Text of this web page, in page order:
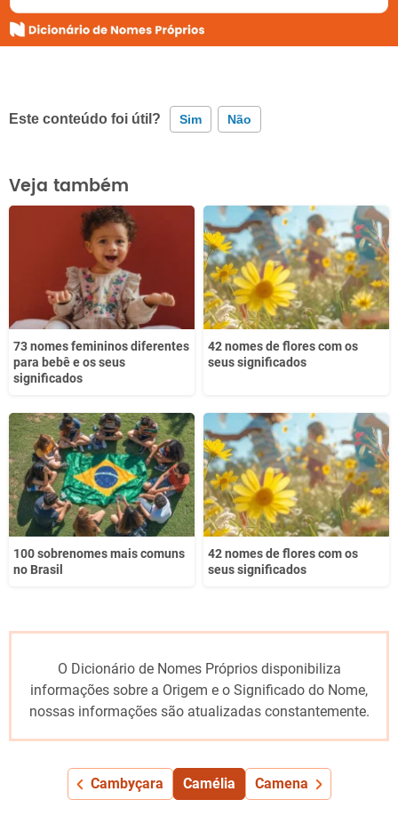
Este conteúdo foi útil? Sim Não
Este conteúdo contém informação incorreta
Este conteúdo não tem a informação que procuro
Veja também
73 nomes femininos diferentes
para bebê e os seus
significados
42 nomes de flores com os
seus significados
100 sobrenomes mais comuns
no Brasil
42 nomes de flores com os
seus significados
O Dicionário de Nomes Próprios disponibiliza
informações sobre a Origem e o Significado do Nome,
nossas informações são atualizadas constantemente.
Cambyçara Camélia Camena